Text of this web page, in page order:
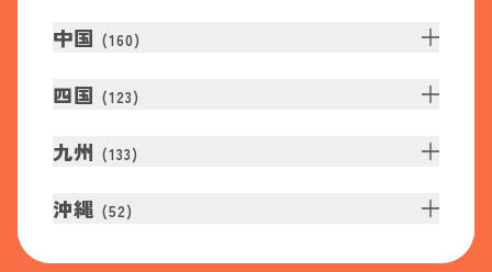
中国 (160)
四国 (123)
九州 (133)
沖縄 (52)